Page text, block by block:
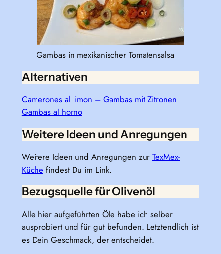
Gambas in mexikanischer Tomatensalsa
Alternativen
Camerones al limon – Gambas mit Zitronen
Gambas al horno
Weitere Ideen und Anregungen
Weitere Ideen und Anregungen zur TexMex-
Küche findest Du im Link.
Bezugsquelle für Olivenöl
Alle hier aufgeführten Öle habe ich selber
ausprobiert und für gut befunden. Letztendlich ist
es Dein Geschmack, der entscheidet.